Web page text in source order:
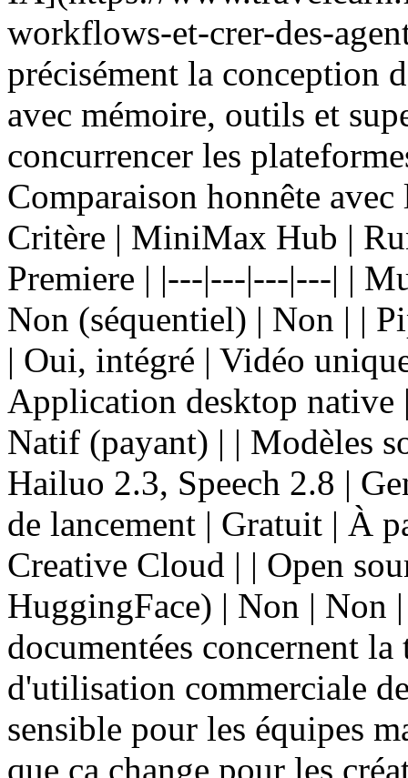
workflows-et-crer-des-
précisément la conception
avec mémoire, outils et
concurrencer les
Comparaison honnête
Critère | MiniMax Hub |
Premiere | |---|---|---|---| |
Non (séquentiel) | Non | |
| Oui, intégré | Vidéo
Application desktop
Natif (payant) | | Modèles
Hailuo 2.3, Speech 2.8 |
de lancement | Gratuit | À
Creative Cloud | | Open
HuggingFace) | Non | Non
documentées concernent
d'utilisation commerciale
sensible pour les équipes
que ça change pour les